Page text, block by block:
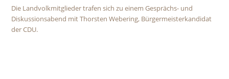
Die Landvolkmitglieder trafen sich zu einem Gesprächs- und
Diskussionsabend mit Thorsten Webering, Bürgermeisterkandidat
der CDU.